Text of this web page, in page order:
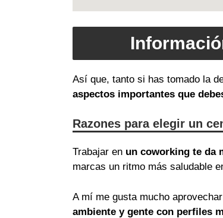
Así que, tanto si has tomado la
aspectos importantes que
Razones para elegir un
Trabajar en un coworking te da
marcas un ritmo más saludable
A mí me gusta mucho
ambiente y gente con perfiles